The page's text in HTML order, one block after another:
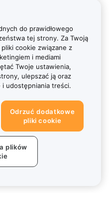
do prawidłowego
tej strony. Za Twoją
cookie związane z
i mediami
Twoje ustawienia,
ulepszać ją oraz
udostępniania treści.
Odrzuć dodatkowe
pliki cookie
plików